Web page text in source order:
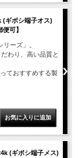
(ギボシ端子オス)
可】
ーズ」。
わり、高い品質と
ておすすめする製
(ギボシ端子メス)